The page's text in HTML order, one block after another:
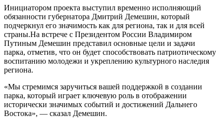
Инициатором проекта выступил временно исполняющий
обязанности губернатора Дмитрий Демешин, который
подчеркнул его значимость как для региона, так и для всей
страны.На встрече с Президентом России Владимиром
Путиным Демешин представил основные цели и задачи
парка, отметив, что он будет способствовать патриотическому
воспитанию молодежи и укреплению культурного наследия
региона.
«Мы стремимся заручиться вашей поддержкой в создании
парка, который играет ключевую роль в отображении
исторически значимых событий и достижений Дальнего
Востока», — сказал Демешин.